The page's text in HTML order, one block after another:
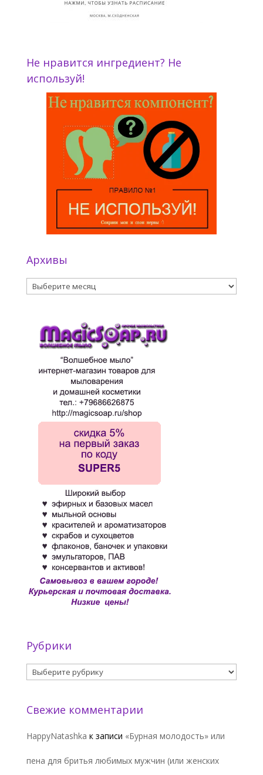
Не нравится ингредиент? Не
используй!
Архивы
Архивы
Рубрики
Рубрики
Свежие комментарии
HappyNatashka к записи «Бурная молодость» или
пена для бритья любимых мужчин (или женских